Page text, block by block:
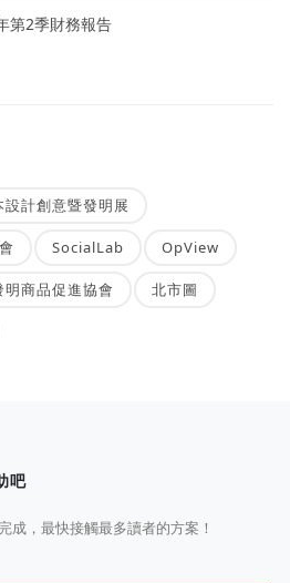
第2季財務報告
設計創意暨發明展
SocialLab OpView
明商品促進協會 北市圖
吧
成，最快接觸最多讀者的方案！